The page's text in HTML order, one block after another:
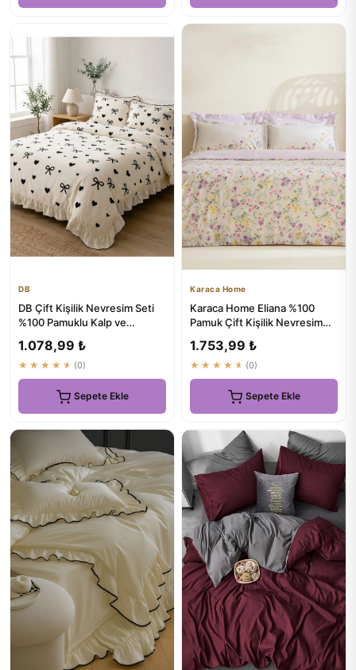
DB
DB Çift Kişilik Nevresim Seti
%100 Pamuklu Kalp ve
1.078,99 ₺
★★★★★ (0)
Sepete Ekle
Karaca Home
Karaca Home Eliana %100
Pamuk Çift Kişilik Nevresim
1.753,99 ₺
★★★★★ (0)
Sepete Ekle